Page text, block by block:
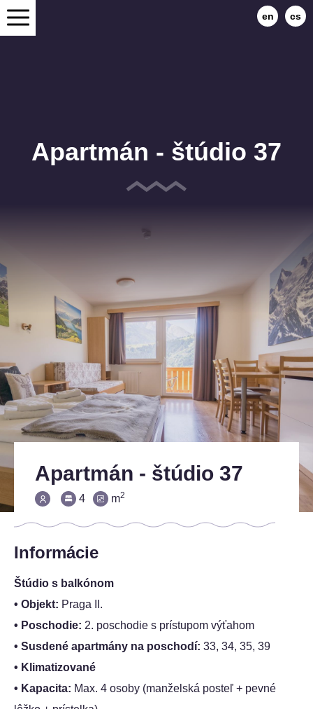
en cs
Apartmán - štúdio 37
Apartmán - štúdio 37
4 m2
Informácie
Štúdio s balkónom
• Objekt: Praga II.
• Poschodie: 2. poschodie s prístupom výťahom
• Susdené apartmány na poschodí: 33, 34, 35, 39
• Klimatizované
• Kapacita: Max. 4 osoby (manželská posteľ + pevné